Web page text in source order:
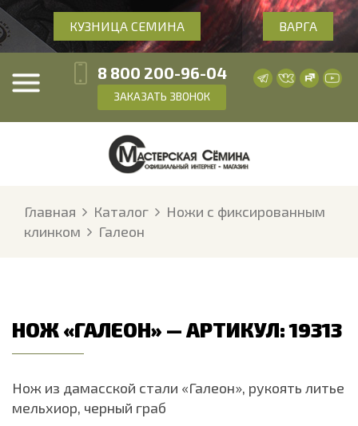
КУЗНИЦА СЕМИНА ВАРГА
8 800 200-96-04
ЗАКАЗАТЬ ЗВОНОК
Главная Каталог
Ножи с фиксированным
клинком
Галеон
НОЖ «ГАЛЕОН» — АРТИКУЛ: 19313
Нож из дамасской стали «Галеон», рукоять литье
мельхиор, черный граб